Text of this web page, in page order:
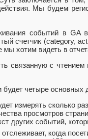
Мы будем
событий в GA
счетчик (category,
мы хотим видеть в
связанную с
будет четыре основных
измерять сколько
просмотров
других событий,
когда